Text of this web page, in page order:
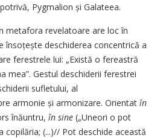
Pygmalion și Galateea.
metafora revelatoare are loc în
însoțește deschiderea concentrică a
ferestrele lui: „Există o fereastră
mea”. Gestul deschiderii ferestrei
sufletului, al
armonie și armonizare. Orientat în
înă­untru, în sine („Uneori o pot
copilăria; (...)// Pot deschide această